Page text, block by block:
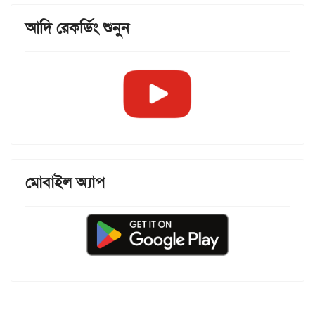
আদি রেকর্ডিং শুনুন
মোবাইল অ্যাপ